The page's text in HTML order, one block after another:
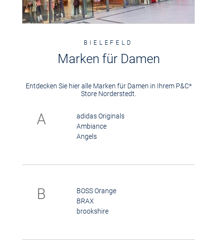
BIELEFELD
Marken für Damen
Entdecken Sie hier alle Marken für Damen in Ihrem P&C*
Store Norderstedt.
A
adidas Originals
Ambiance
Angels
B
BOSS Orange
BRAX
brookshire